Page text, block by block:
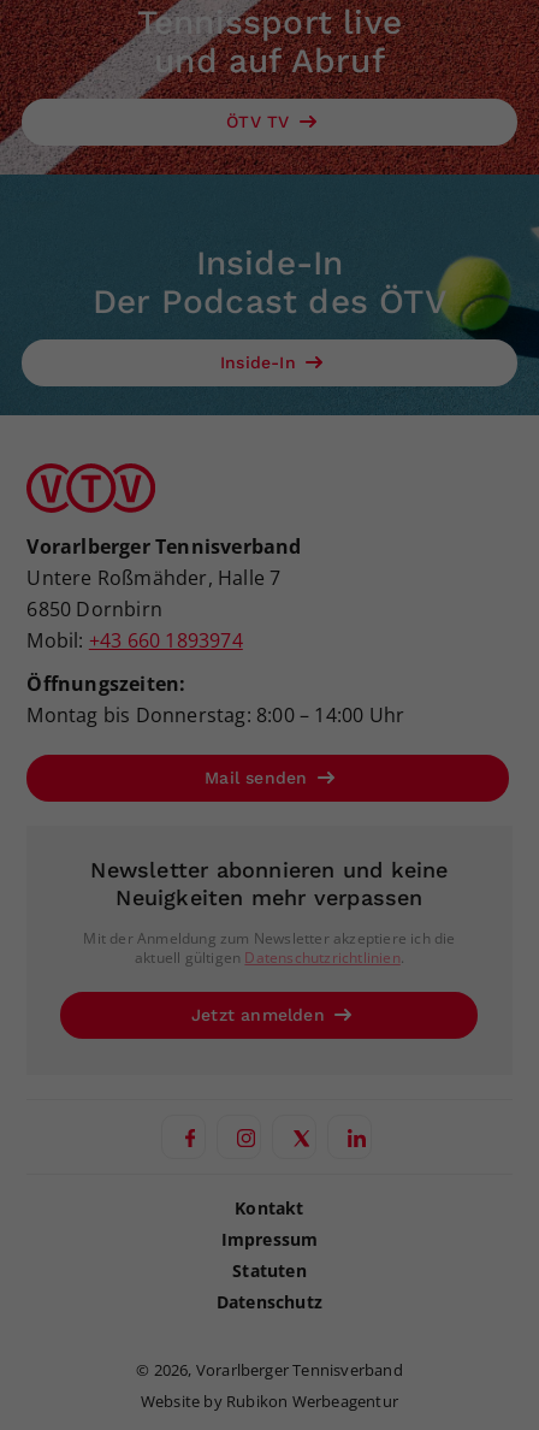
Tennissport live
und auf Abruf
ÖTV TV
Inside-In
Der Podcast des ÖTV
Inside-In
Vorarlberger Tennisverband
Untere Roßmähder, Halle 7
6850 Dornbirn
Mobil: +43 660 1893974
Öffnungszeiten:
Montag bis Donnerstag: 8:00 – 14:00 Uhr
Mail senden
Newsletter abonnieren und keine
Neuigkeiten mehr verpassen
Mit der Anmeldung zum Newsletter akzeptiere ich die
aktuell gültigen Datenschutzrichtlinien.
Jetzt anmelden
Kontakt
Impressum
Statuten
Datenschutz
© 2026, Vorarlberger Tennisverband
Website by Rubikon Werbeagentur